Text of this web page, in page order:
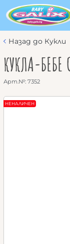
Назад до Кукли
КУКЛА-
Арт.№: 7352
НЕНАЛИЧЕН